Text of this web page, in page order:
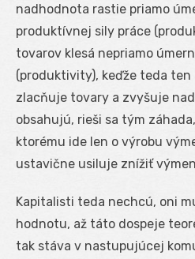
nadhodnota rastie priamo
produktívnej sily práce
tovarov klesá nepriamo
(produktivity), keďže teda
zlacňuje tovary a zvyšuje
obsahujú, rieši sa tým
ktorému ide len o výrobu
ustavične usiluje znížiť
Kapitalisti teda nechcú, oni
hodnotu, až táto dospeje
tak stáva v nastupujúcej